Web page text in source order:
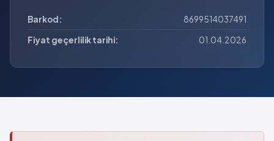
Barkod:
8699514037491
Fiyat geçerlilik tarihi:
01.04.2026